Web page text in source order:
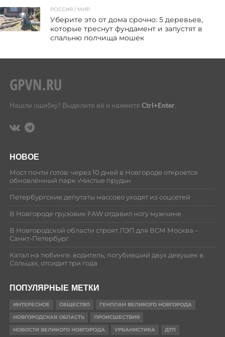
23
РОССИЯ / МИР
Уберите это от дома срочно: 5 деревьев,
которые треснут фундамент и запустят в
спальню полчища мошек
Нашли ошибку? Выделите её и нажмите Ctrl+Enter.
НОВОЕ
Мост почти готов: через 10 дней в Новгороде откроется
обновлённый парк «Чистые пруды»
Петербургские депутаты массово уходят из соцсетей
В Новгороде грузовик FAW отдавил ногу мужчине
В Новгородской области строят ЛЭП для ВСМ Москва –
Санкт-Петербург
Катал на тюбинге: водитель, погубивший двух девушек в
Сольцах, отсидит три года
ПОПУЛЯРНЫЕ МЕТКИ
ИНТЕРЕСНОЕ ОБЩЕСТВО
ГЕНПЛАН ВЕЛИКОГО НОВГОРОДА
НОВГОРОДСКАЯ ОБЛАСТЬ
ПРОИСШЕСТВИЯ
НОВОСТИ ВЕЛИКОГО НОВГОРОДА
УРБАНИСТИКА
ДТП